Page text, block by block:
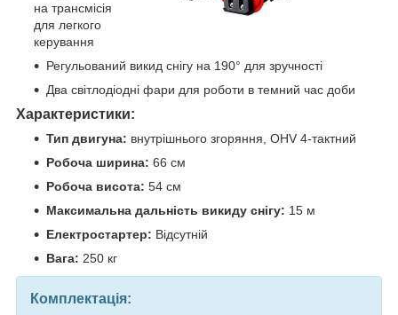
на трансмісія
для легкого
керування
Регульований викид снігу на 190° для зручності
Два світлодіодні фари для роботи в темний час доби
Характеристики:
Тип двигуна: внутрішнього згоряння, OHV 4-тактний
Робоча ширина: 66 см
Робоча висота: 54 см
Максимальна дальність викиду снігу: 15 м
Електростартер: Відсутній
Вага: 250 кг
Комплектація: